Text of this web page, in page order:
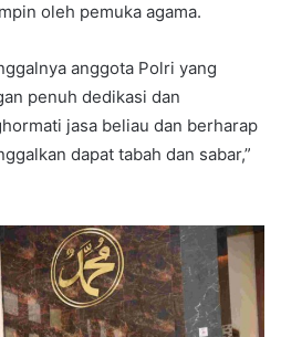
oleh pemuka agama.
anggota Polri yang
penuh dedikasi dan
jasa beliau dan berharap
dapat tabah dan sabar,”